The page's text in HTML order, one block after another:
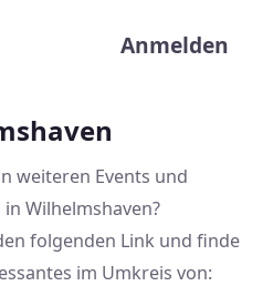
User
Anmelden
weiteren Events und
Wilhelmshaven?
folgenden Link und finde
im Umkreis von: